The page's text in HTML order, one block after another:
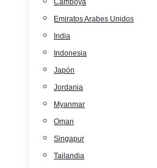
Camboya
Emiratos Arabes Unidos
India
Indonesia
Japón
Jordania
Myanmar
Oman
Singapur
Tailandia